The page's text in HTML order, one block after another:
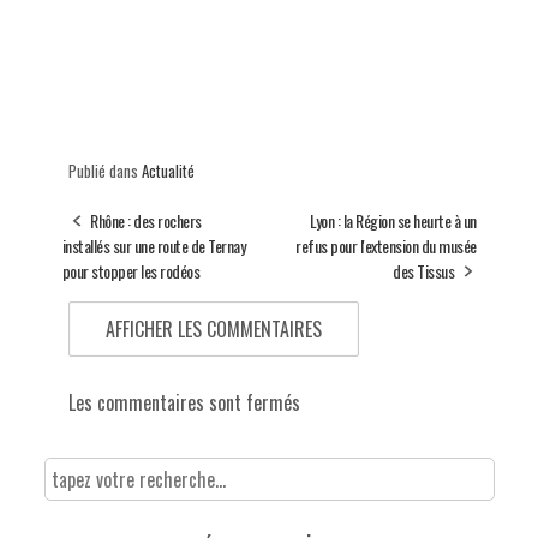
Publié dans Actualité
Rhône : des rochers
installés sur une route de Ternay
pour stopper les rodéos
Lyon : la Région se heurte à un
refus pour l'extension du musée
des Tissus
AFFICHER LES COMMENTAIRES
Les commentaires sont fermés